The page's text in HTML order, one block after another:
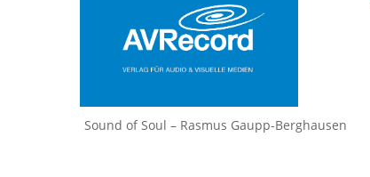
Sound of Soul – Rasmus Gaupp-Berghausen